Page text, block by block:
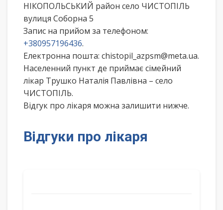
НІКОПОЛЬСЬКИЙ район село ЧИСТОПІЛЬ
вулиця Соборна 5
Запис на прийом за телефоном:
+380957196436.
Електронна пошта: chistopil_azpsm@meta.ua.
Населенний пункт де приймає сімейний
лікар Трушко Наталія Павлівна – село
ЧИСТОПІЛЬ.
Відгук про лікаря можна залишити нижче.
Відгуки про лікаря